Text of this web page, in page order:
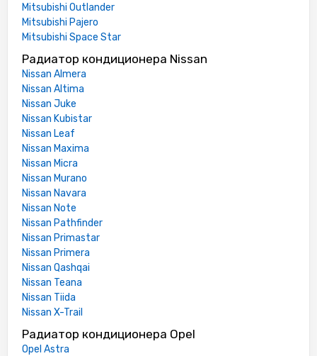
Mitsubishi Outlander
Mitsubishi Pajero
Mitsubishi Space Star
Радиатор кондиционера Nissan
Nissan Almera
Nissan Altima
Nissan Juke
Nissan Kubistar
Nissan Leaf
Nissan Maxima
Nissan Micra
Nissan Murano
Nissan Navara
Nissan Note
Nissan Pathfinder
Nissan Primastar
Nissan Primera
Nissan Qashqai
Nissan Teana
Nissan Tiida
Nissan X-Trail
Радиатор кондиционера Opel
Opel Astra